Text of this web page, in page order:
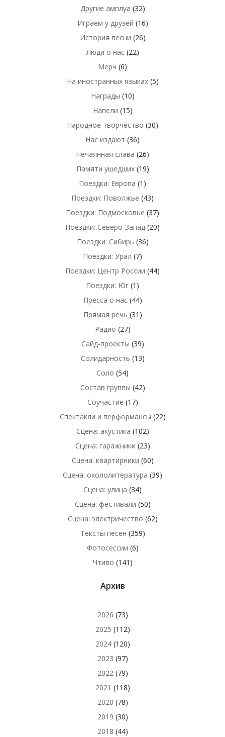
Другие амплуа (32)
Играем у друзей (16)
История песни (26)
Люди о нас(22)
Мерч (6)
На иностранных языках(5)
Награды (10)
Напели (15)
Народное творчество (30)
Нас издают (36)
Нечаянная слава (26)
Памяти ушедших(19)
Поездки: Европа (1)
Поездки: Поволжье (43)
Поездки: Подмосковье (37)
Поездки: Северо-Запад (20)
Поездки: Сибирь (36)
Поездки: Урал (7)
Поездки: Центр России (44)
Поездки: Юг (1)
Пресса о нас(44)
Прямая речь (31)
Радио (27)
Сайд-проекты (39)
Солидарность (13)
Соло (54)
Состав группы (42)
Соучастие (17)
Спектакли и перформансы (22)
Сцена: акустика (102)
Сцена: гаражники (23)
Сцена: квартирники (60)
Сцена: окололитература (39)
Сцена: улица (34)
Сцена: фестивали (50)
Сцена: электричество (62)
Тексты песен (359)
Фотосессии (6)
Чтиво (141)
Архив
2026 (73)
2025 (112)
2024(120)
2023 (97)
2022(79)
2021 (118)
2020 (78)
2019 (30)
2018 (44)